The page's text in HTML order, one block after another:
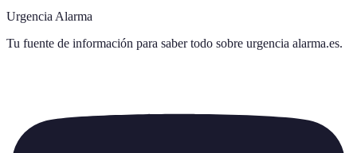
Urgencia Alarma
Tu fuente de información para saber todo sobre urgencia alarma.es.